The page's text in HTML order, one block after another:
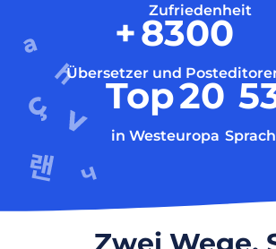
Zufriedenheit
+8300
Übersetzer und
Top20
in Westeuropa